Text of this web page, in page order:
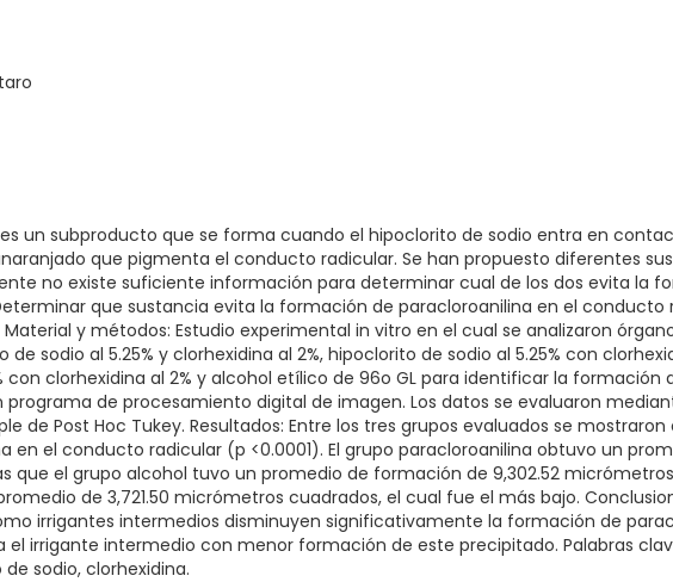
un subproducto que se forma cuando el hipoclorito de sodio entra en
que pigmenta el conducto radicular. Se han propuesto diferentes
no existe suficiente información para determinar cual de los dos evita la
que sustancia evita la formación de paracloroanilina en el conducto
Material y métodos: Estudio experimental in vitro en el cual se analizaron
sodio al 5.25% y clorhexidina al 2%, hipoclorito de sodio al 5.25% con
con clorhexidina al 2% y alcohol etílico de 96o GL para identificar la
de procesamiento digital de imagen. Los datos se evaluaron
de Post Hoc Tukey. Resultados: Entre los tres grupos evaluados se
el conducto radicular (p <0.0001). El grupo paracloroanilina obtuvo un
que el grupo alcohol tuvo un promedio de formación de 9,302.52
de 3,721.50 micrómetros cuadrados, el cual fue el más bajo.
irrigantes intermedios disminuyen significativamente la formación de
el irrigante intermedio con menor formación de este precipitado. Palabras
sodio, clorhexidina.